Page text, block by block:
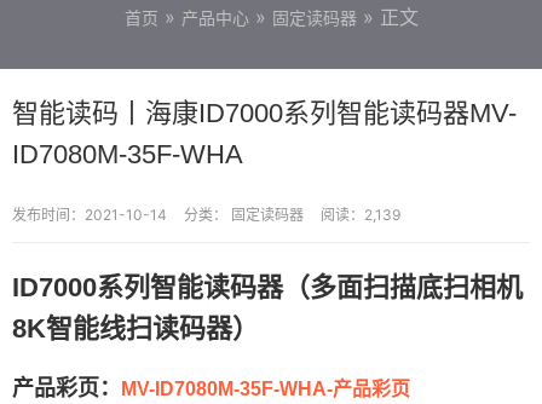
首页 » 产品中心» 固定读码器» 正文
智能读码丨海康ID7000系列智能读码器MV-
ID7080M-35F-WHA
发布时间：2021-10-14 分类： 固定读码器 阅读：2,139
ID7000系列智能读码器（多面扫描底扫相机
8K智能线扫读码器）
产品彩页： MV-ID7080M-35F-WHA-产品彩页